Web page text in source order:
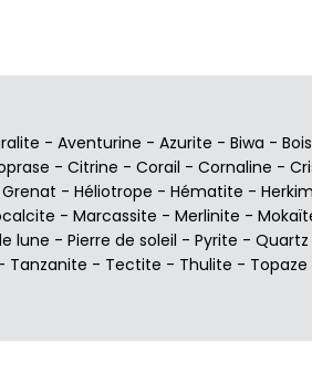
- Aventurine - Azurite - Biwa -
- Citrine - Corail - Cornaline -
Grenat - Héliotrope - Hématite -
- Marcassite - Merlinite -
lune - Pierre de soleil - Pyrite - Quartz
Tanzanite - Tectite - Thulite -